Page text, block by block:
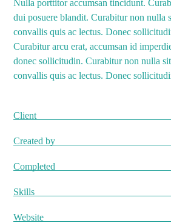
Nulla porttitor accumsan tincidunt.
dui posuere blandit. Curabitur non nulla
convallis quis ac lectus. Donec
Curabitur arcu erat, accumsan id
donec sollicitudin. Curabitur non nulla
convallis quis ac lectus. Donec
Client
Created by
Completed
Skills
Website